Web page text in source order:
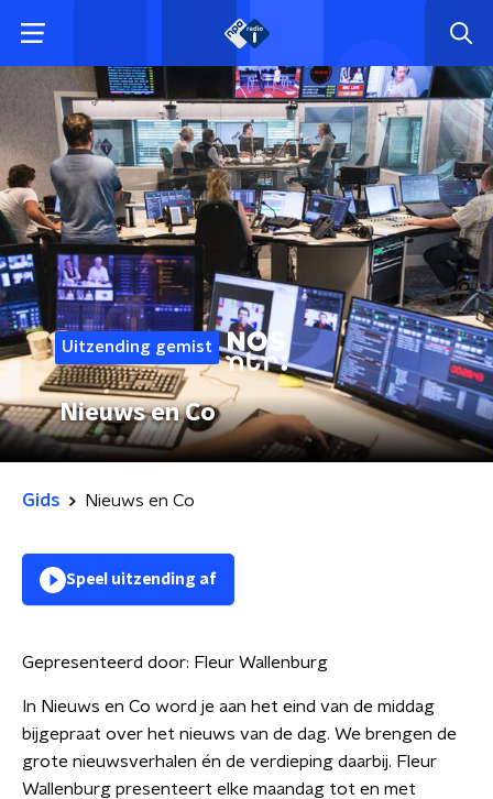
Uitzending gemist
Nieuws en Co
Gids Nieuws en Co
Speel uitzending af
Gepresenteerd door: Fleur Wallenburg
In Nieuws en Co word je aan het eind van de middag
bijgepraat over het nieuws van de dag. We brengen de
grote nieuwsverhalen én de verdieping daarbij. Fleur
Wallenburg presenteert elke maandag tot en met